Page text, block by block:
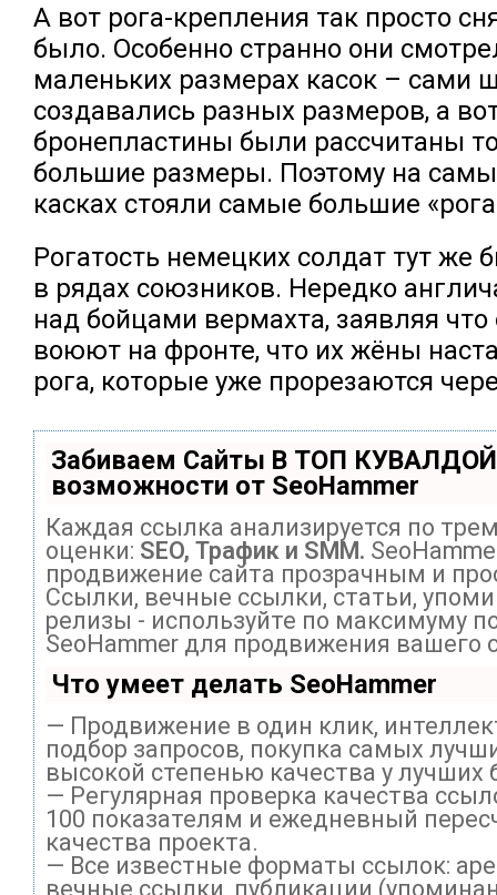
А вот рога-крепления так просто
было. Особенно странно они
маленьких размерах касок – сами
создавались разных размеров, а
бронепластины были рассчитаны
большие размеры. Поэтому на
касках стояли самые большие
Рогатость немецких солдат тут же
в рядах союзников. Нередко
над бойцами вермахта, заявляя что
воюют на фронте, что их жёны
рога, которые уже прорезаются
Забиваем Сайты В ТОП
возможности от SeoHammer
Каждая ссылка анализируется по
оценки: SEO, Трафик и SMM.
продвижение сайта прозрачным и
Ссылки, вечные ссылки, статьи,
релизы - используйте по максимуму
SeoHammer для продвижения вашего
Что умеет делать SeoHammer
— Продвижение в один клик,
подбор запросов, покупка самых
высокой степенью качества у лучших
— Регулярная проверка качества
100 показателям и ежедневный
качества проекта.
— Все известные форматы ссылок:
вечные ссылки, публикации